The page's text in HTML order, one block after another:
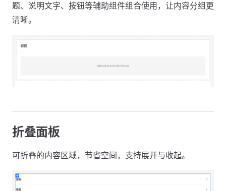
题、说明文字、按钮等辅助组件组合使用，让内容分组更
清晰。
折叠面板
可折叠的内容区域，节省空间，支持展开与收起。